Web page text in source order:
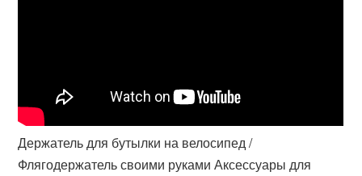
Держатель для бутылки на велосипед /
Флягодержатель своими руками Аксессуары для